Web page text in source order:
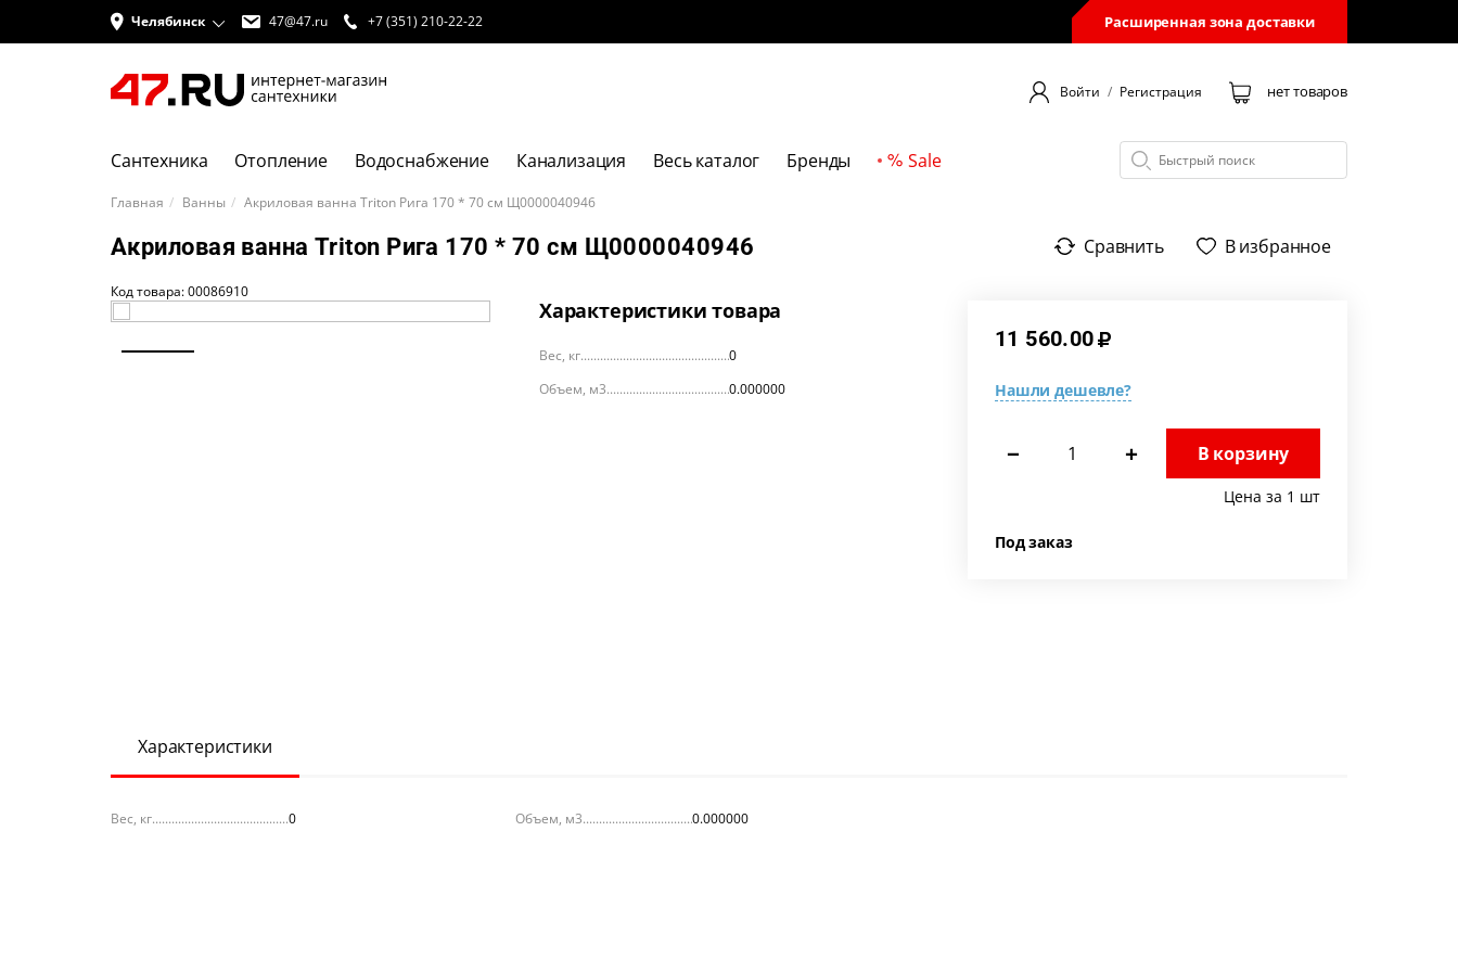
Челябинск 47@47.ru +7 (351) 210-22-22 Расширенная зона доставки
Войти / Регистрация нет товаров
Сантехника Отопление Водоснабжение Канализация Весь каталог Бренды Sale
Главная Ванны Акриловая ванна Triton Рига 170 * 70 см Щ0000040946
Акриловая ванна Triton Рига 170 * 70 см Щ0000040946 Сравнить В избранное
Код товара: 00086910
Характеристики товара
Вес, кг
0
Объем, м3
0.000000
11 560.00
Нашли дешевле?
− + В корзину
Цена за 1 шт
Под заказ
Характеристики
Вес, кг 0 Объем, м3 0.000000